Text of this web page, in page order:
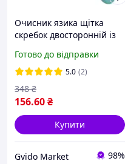
Очисник язика щітка
скребок двосторонній із
для гігієни порожнини
рота
Готово до відправки
5.0 (2)
156.60₴
348 ₴
Купити
Gvido Market 98%